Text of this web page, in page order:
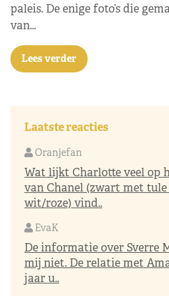
paleis. De enige foto’s die
van…
Lees verder
Laatste reacties
Oranjefan
Wat lijkt Charlotte veel op
van Chanel (zwart met
wit/roze) vind..
EvaK
De informatie over Sverre
mij niet. De relatie met
jaar u..